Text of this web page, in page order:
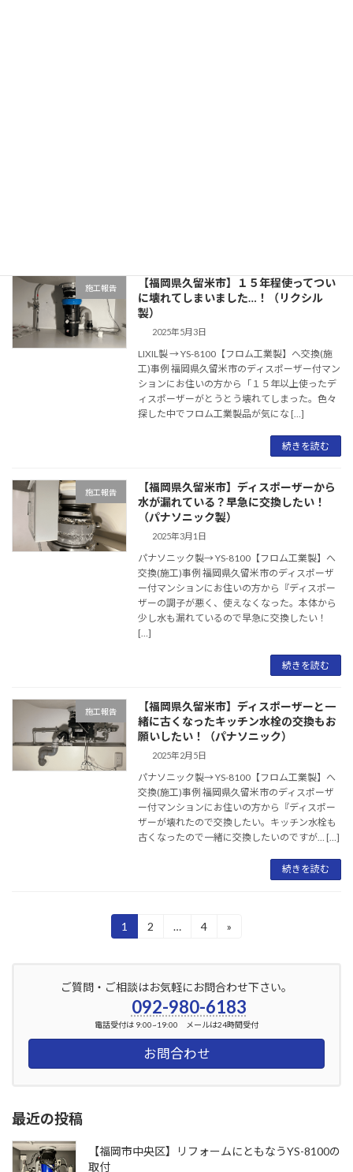
施工報告
【福岡県久留米市】１５年程使ってつい
に壊れてしまいました…！（リクシル
製）
2025年5月3日
LIXIL製 → YS-8100【フロム工業製】へ交換(施
工)事例 福岡県久留米市のディスポーザー付マン
ションにお住いの方から「１５年以上使ったデ
ィスポーザーがとうとう壊れてしまった。色々
探した中でフロム工業製品が気にな […]
続きを読む
施工報告
【福岡県久留米市】ディスポーザーから
水が漏れている？早急に交換したい！
（パナソニック製）
2025年3月1日
パナソニック製→ YS-8100【フロム工業製】へ
交換(施工)事例 福岡県久留米市のディスポーザ
ー付マンションにお住いの方から『ディスポー
ザーの調子が悪く、使えなくなった。本体から
少し水も漏れているので早急に交換したい！
[…]
続きを読む
施工報告
【福岡県久留米市】ディスポーザーと一
緒に古くなったキッチン水栓の交換もお
願いしたい！（パナソニック）
2025年2月5日
パナソニック製→ YS-8100【フロム工業製】へ
交換(施工)事例 福岡県久留米市のディスポーザ
ー付マンションにお住いの方から『ディスポー
ザーが壊れたので交換したい。キッチン水栓も
古くなったので一緒に交換したいのですが… […]
続きを読む
ー
ジ
り
固
定
ジ
1
固
ジ
2 …
固
ジ
4 »
ご質問・ご相談はお気軽にお問合わせ下さい。
092-980-6183
電話受付は 9:00~19:00 メールは24時間受付
お問合わせ
最近の投稿
【福岡市中央区】リフォームにともなうYS-8100の
取付